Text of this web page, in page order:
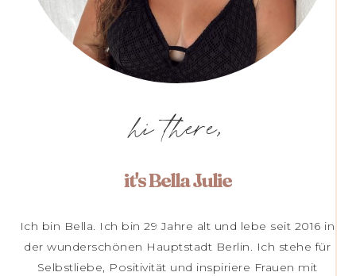
hi there,
it's Bella Julie
Ich bin Bella. Ich bin 29 Jahre alt und lebe seit 2016 in
der wunderschönen Hauptstadt Berlin. Ich stehe für
Selbstliebe, Positivität und inspiriere Frauen mit